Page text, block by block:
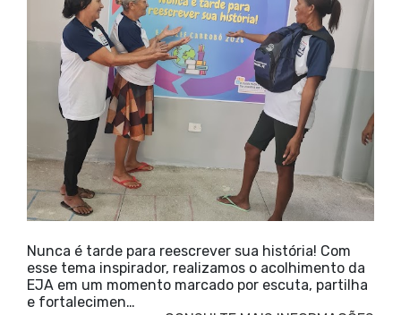
Nunca é tarde para reescrever sua história! Com
esse tema inspirador, realizamos o acolhimento da
EJA em um momento marcado por escuta, partilha
e fortalecimen…